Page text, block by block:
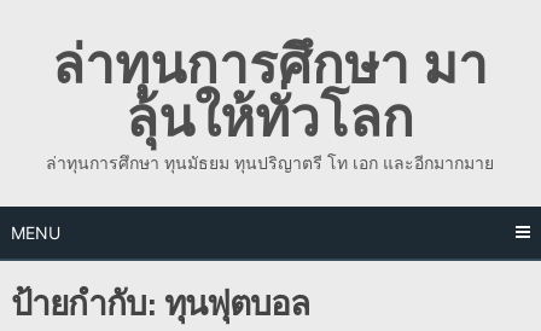
contentล่าทุนการศึกษา มา
ลุ้นให้ทั่วโลก
ล่าทุนการศึกษา ทุนมัธยม ทุนปริญาตรี โท เอก และอีกมากมาย
MENU
ป้ายกำกับ:ทุนฟุตบอล